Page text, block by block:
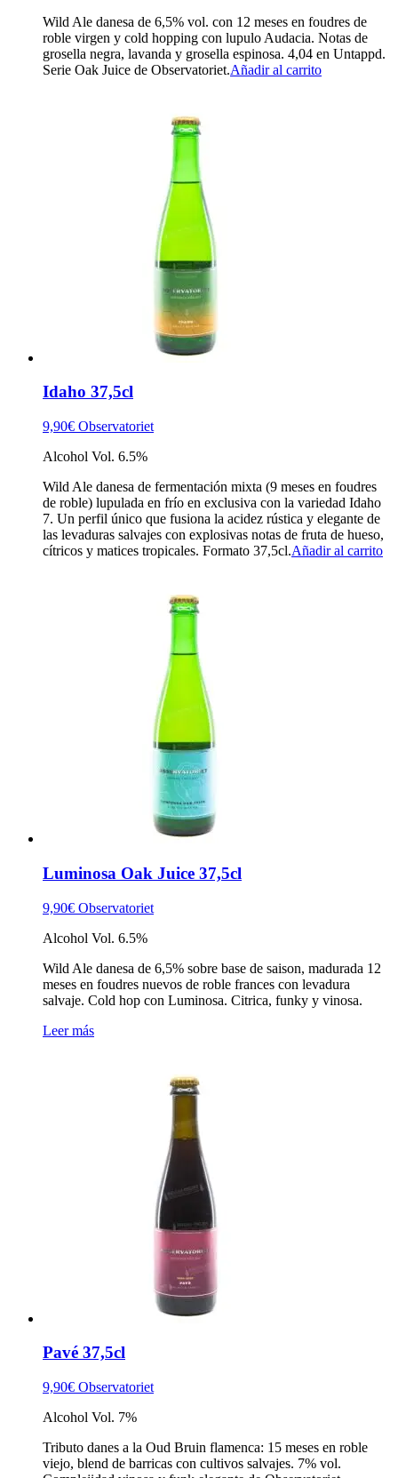
Wild Ale danesa de 6,5% vol. con 12 meses en foudres de
roble virgen y cold hopping con lupulo Audacia. Notas de
grosella negra, lavanda y grosella espinosa. 4,04 en Untappd.
Serie Oak Juice de Observatoriet.Añadir al carrito
Idaho 37,5cl
9,90€ Observatoriet
Alcohol Vol. 6.5%
Wild Ale danesa de fermentación mixta (9 meses en foudres
de roble) lupulada en frío en exclusiva con la variedad Idaho
7. Un perfil único que fusiona la acidez rústica y elegante de
las levaduras salvajes con explosivas notas de fruta de hueso,
cítricos y matices tropicales. Formato 37,5cl.Añadir al carrito
Luminosa Oak Juice 37,5cl
9,90€ Observatoriet
Alcohol Vol. 6.5%
Wild Ale danesa de 6,5% sobre base de saison, madurada 12
meses en foudres nuevos de roble frances con levadura
salvaje. Cold hop con Luminosa. Citrica, funky y vinosa.
Leer más
Pavé 37,5cl
9,90€ Observatoriet
Alcohol Vol. 7%
Tributo danes a la Oud Bruin flamenca: 15 meses en roble
viejo, blend de barricas con cultivos salvajes. 7% vol.